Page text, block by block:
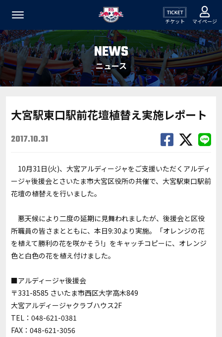
チケット マイページ
NEWS
ニュース
大宮駅東口駅前花壇植替え実施レポート
2017.10.31
10月31日(火)、大宮アルディージャをご支援いただくアルディ
ージャ後援会とさいたま市大宮区役所の共催で、大宮駅東口駅前
花壇の植替えを行いました。
悪天候により二度の延期に見舞われましたが、後援会と区役
所職員の皆さまとともに、本日9:30より実施。「オレンジの花
を植えて勝利の花を咲かそう!」をキャッチコピーに、オレンジ
色と白色の花を植え付けました。
■アルディージャ後援会
〒331-8585 さいたま市西区大字高木849
大宮アルディージャクラブハウス2F
TEL：048-621-0381
FAX：048-621-3056